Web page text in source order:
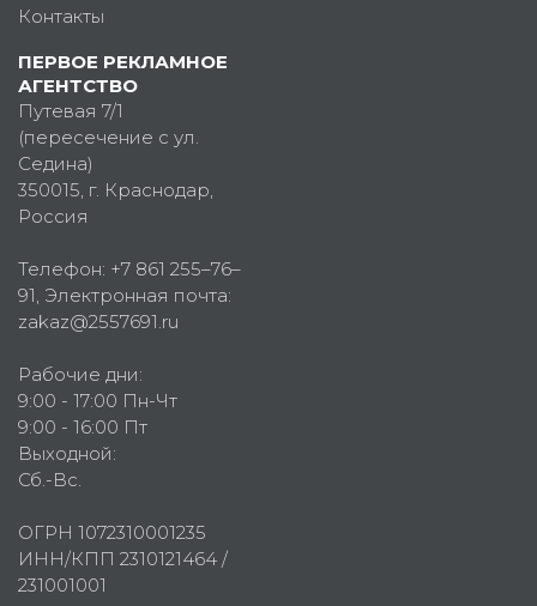
Контакты
ПЕРВОЕ РЕКЛАМНОЕ
АГЕНТСТВО
Путевая 7/1
(пересечение с ул.
Седина)
350015, г. Краснодар,
Россия
Телефон: +7 861 255–76–
91, Электронная почта:
zakaz@2557691.ru
Рабочие дни:
9:00 - 17:00 Пн-Чт
9:00 - 16:00 Пт
Выходной:
Сб.-Вс.
ОГРН 1072310001235
ИНН/КПП 2310121464 /
231001001